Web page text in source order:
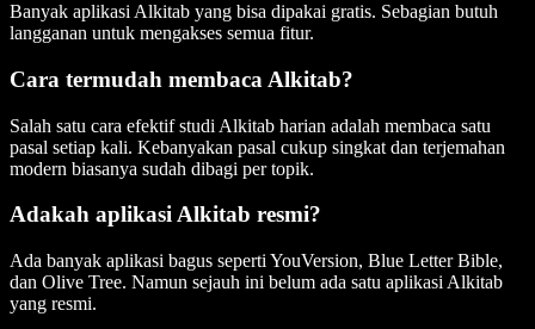
Banyak aplikasi Alkitab yang bisa dipakai gratis. Sebagian butuh
langganan untuk mengakses semua fitur.
Cara termudah membaca Alkitab?
Salah satu cara efektif studi Alkitab harian adalah membaca satu
pasal setiap kali. Kebanyakan pasal cukup singkat dan terjemahan
modern biasanya sudah dibagi per topik.
Adakah aplikasi Alkitab resmi?
Ada banyak aplikasi bagus seperti YouVersion, Blue Letter Bible,
dan Olive Tree. Namun sejauh ini belum ada satu aplikasi Alkitab
yang resmi.